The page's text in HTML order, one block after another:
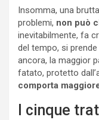
Insomma, una
problemi, non può
inevitabilmente, fa
del tempo, si
ancora, la maggior
fatato, protetto
comporta
I cinque